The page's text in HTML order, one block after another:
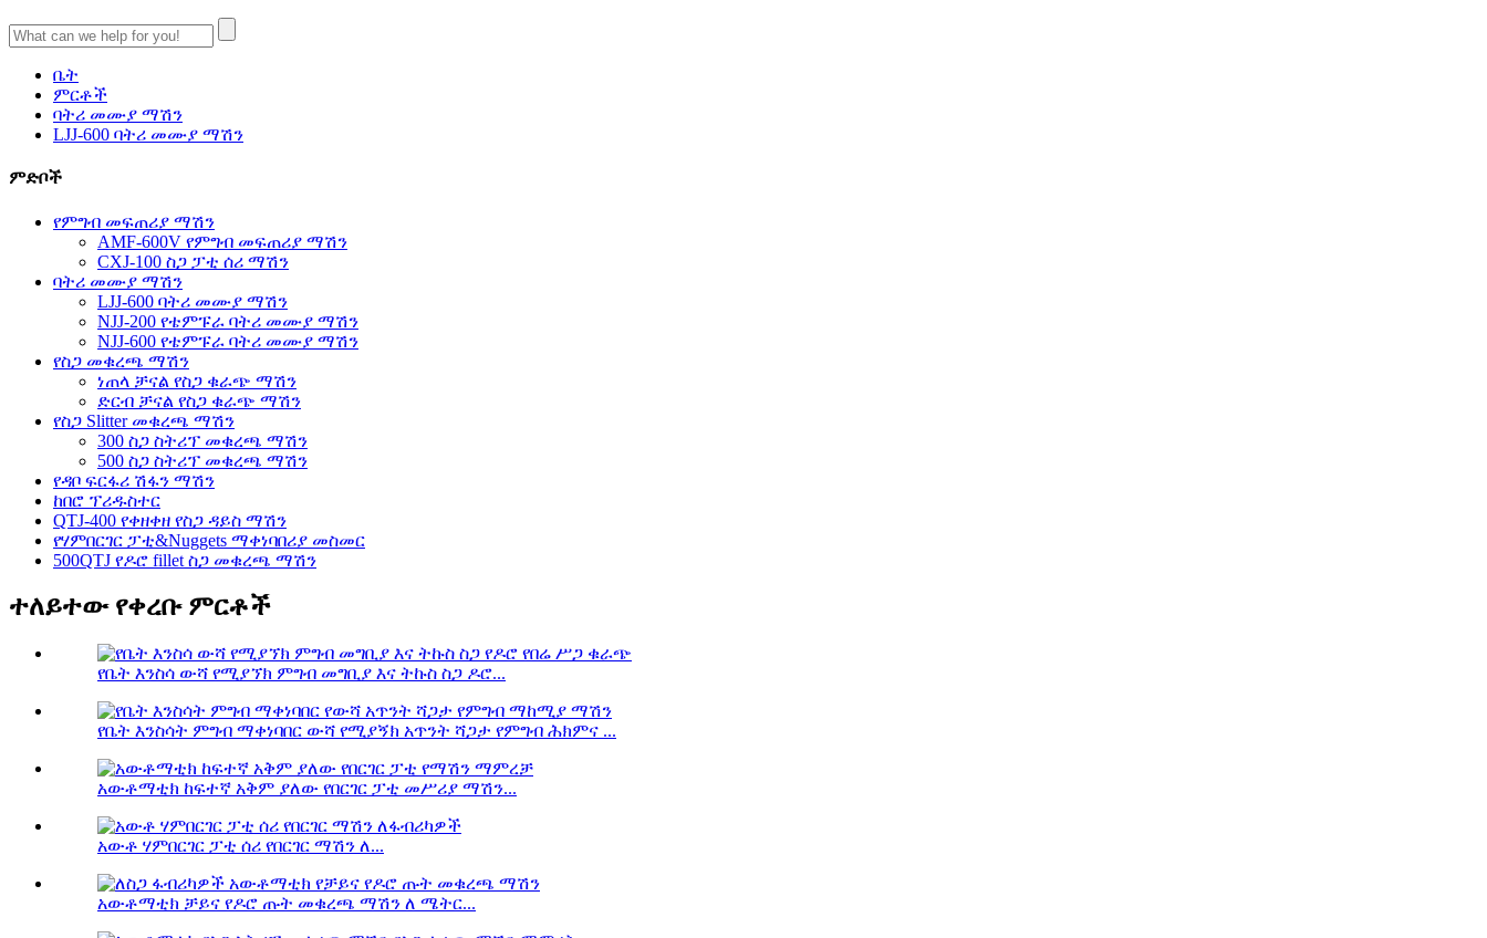
ቤት
ምርቶች
ባትሪ መሙያ ማሽን
LJJ-600 ባትሪ መሙያ ማሽን
ምድቦች
የምግብ መፍጠሪያ ማሽን
AMF-600V የምግብ መፍጠሪያ ማሽን
CXJ-100 ስጋ ፓቲ ሰሪ ማሽን
ባትሪ መሙያ ማሽን
LJJ-600 ባትሪ መሙያ ማሽን
NJJ-200 የቴምፑራ ባትሪ መሙያ ማሽን
NJJ-600 የቴምፑራ ባትሪ መሙያ ማሽን
የስጋ መቁረጫ ማሽን
ነጠላ ቻናል የስጋ ቁራጭ ማሽን
ድርብ ቻናል የስጋ ቁራጭ ማሽን
የስጋ Slitter መቁረጫ ማሽን
300 ስጋ ስትሪፕ መቁረጫ ማሽን
500 ስጋ ስትሪፕ መቁረጫ ማሽን
የዳቦ ፍርፋሪ ሽፋን ማሽን
ከበሮ ፕሪዱስተር
QTJ-400 የቀዘቀዘ የስጋ ዳይስ ማሽን
የሃምበርገር ፓቲ&Nuggets ማቀነባበሪያ መስመር
500QTJ የዶሮ fillet ስጋ መቁረጫ ማሽን
ተለይተው የቀረቡ ምርቶች
የቤት እንስሳ ውሻ የሚያኘክ ምግብ መግቢያ እና ትኩስ ስጋ ዶሮ...
የቤት እንስሳት ምግብ ማቀነባበር ውሻ የሚያኝክ አጥንት ሻጋታ የምግብ ሕክምና ...
አውቶማቲክ ከፍተኛ አቅም ያለው የበርገር ፓቲ መሥሪያ ማሽን...
አውቶ ሃምበርገር ፓቲ ሰሪ የበርገር ማሽን ለ...
አውቶማቲክ ቻይና የዶሮ ጡት መቁረጫ ማሽን ለ ሜትር...